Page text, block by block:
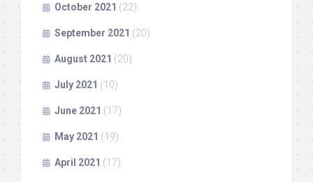
October 2021 (22)
September 2021 (20)
August 2021 (20)
July 2021 (10)
June 2021 (17)
May 2021 (19)
April 2021 (17)